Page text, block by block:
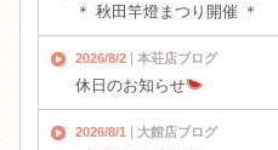
＊ 秋田竿燈まつり開催 ＊
2026/8/2 本荘店ブログ
休日のお知らせ
2026/8/1 大館店ブログ